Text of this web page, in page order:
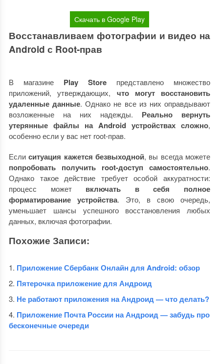
Скачать в Google Play
Восстанавливаем фотографии и видео на
Android с Root-прав
В магазине Play Store представлено множество
приложений, утверждающих, что могут восстановить
удаленные данные. Однако не все из них оправдывают
возложенные на них надежды. Реально вернуть
утерянные файлы на Android устройствах сложно,
особенно если у вас нет root-прав.
Еслиситуация кажется безвыходной, вы всегда можете
попробовать получить root-доступ самостоятельно.
Однако такое действие требует особой аккуратности:
процесс может включать в себя полное
форматирование устройства. Это, в свою очередь,
уменьшает шансы успешного восстановления любых
данных, включая фотографии.
Похожие Записи:
Приложение Сбербанк Онлайн для Android: обзор
Пятерочка приложение для Андроид
Не работают приложения на Андроид — что делать?
Приложение Почта России на Андроид — забудь про
бесконечные очереди